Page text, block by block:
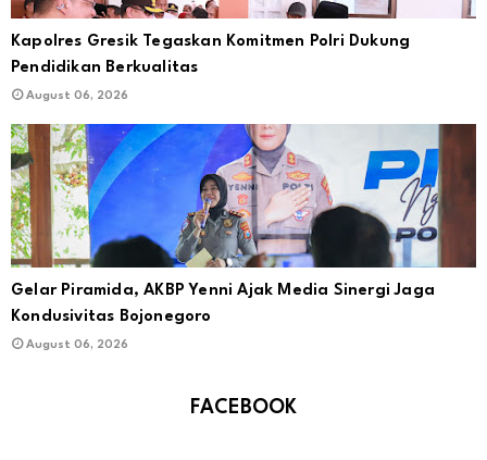
Kapolres Gresik Tegaskan Komitmen Polri Dukung
Pendidikan Berkualitas
August 06, 2026
Gelar Piramida, AKBP Yenni Ajak Media Sinergi Jaga
Kondusivitas Bojonegoro
August 06, 2026
FACEBOOK